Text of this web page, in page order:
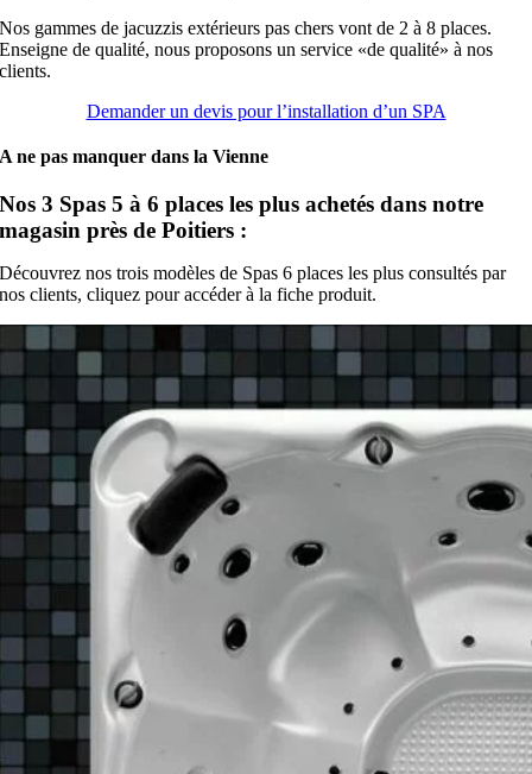
Nos gammes de jacuzzis extérieurs pas chers vont de 2 à 8 places.
Enseigne de qualité, nous proposons un service «de qualité» à nos
clients.
Demander un devis pour l’installation d’un SPA
A ne pas manquer dans la Vienne
Nos 3 Spas 5 à 6 places les plus achetés dans notre
magasin près de Poitiers :
Découvrez nos trois modèles de Spas 6 places les plus consultés par
nos clients, cliquez pour accéder à la fiche produit.